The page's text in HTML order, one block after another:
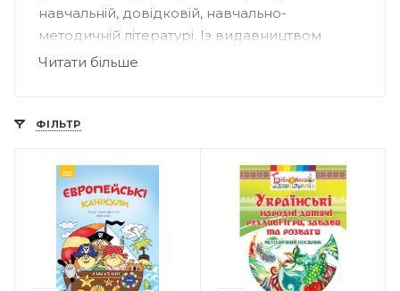
навчальній, довідковій, навчально-
методичній літературі. Із видавництвом
співпрацюють автори – відомі науковці,
вихователів, педагогів дошкільних
загальноосвітніх шкіл, студентів і науковців.
Книги – лідери продажу видавництва
«Мандрівець»: «Вартові мрій», «Прокляття
інших», «Сни з колодязя», «Шепіт сосен»,
«П’ятеро, як один», серія видань про кота
Інжира.
Читати більше
ФІЛЬТР